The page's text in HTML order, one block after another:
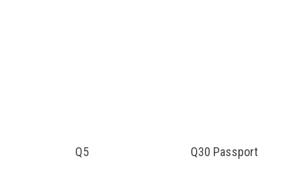
Q5 Q30 Passport